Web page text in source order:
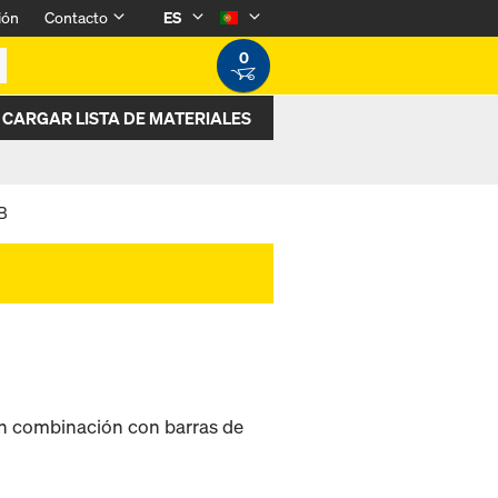
Contacto
ES
0
CARGAR LISTA DE MATERIALES
combinación con barras de